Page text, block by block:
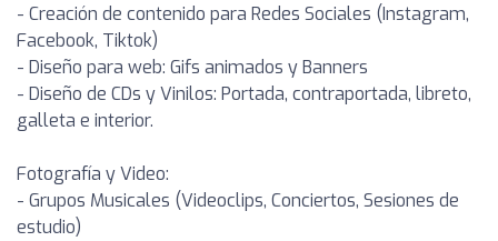
- Creación de contenido para Redes Sociales (Instagram,
Facebook, Tiktok)
- Diseño para web: Gifs animados y Banners
- Diseño de CDs y Vinilos: Portada, contraportada, libreto,
galleta e interior.
Fotografía y Video:
- Grupos Musicales (Videoclips, Conciertos, Sesiones de
estudio)